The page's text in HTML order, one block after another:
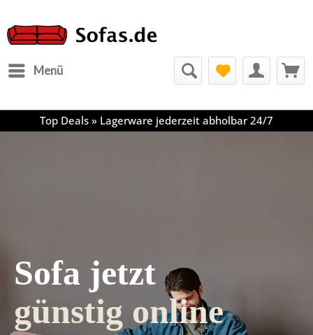
Menü
Top Deals » Lagerware jederzeit abholbar 24/7
Sofa jetzt
günstig online